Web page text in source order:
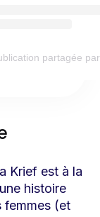
partagée
Krief est à la
histoire
femmes (et